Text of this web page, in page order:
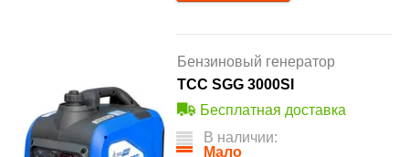
Бензиновый генератор
ТСС SGG 3000SI
Бесплатная доставка
В наличии:
Мало